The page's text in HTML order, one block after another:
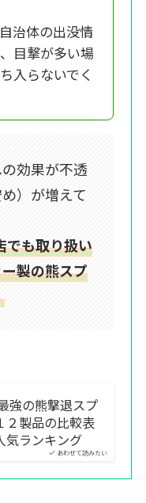
治体の出没情
目撃が多い場
入らないでく
効果が不透
）が増えて
でも取り扱い
製の熊スプ
あわせて読みたい
強の熊撃退スプ
２製品の比較表
気ランキング